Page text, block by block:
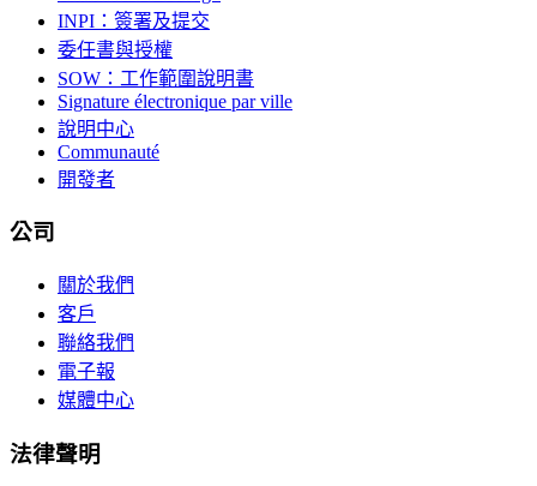
INPI：簽署及提交
委任書與授權
SOW：工作範圍說明書
Signature électronique par ville
說明中心
Communauté
開發者
公司
關於我們
客戶
聯絡我們
電子報
媒體中心
法律聲明